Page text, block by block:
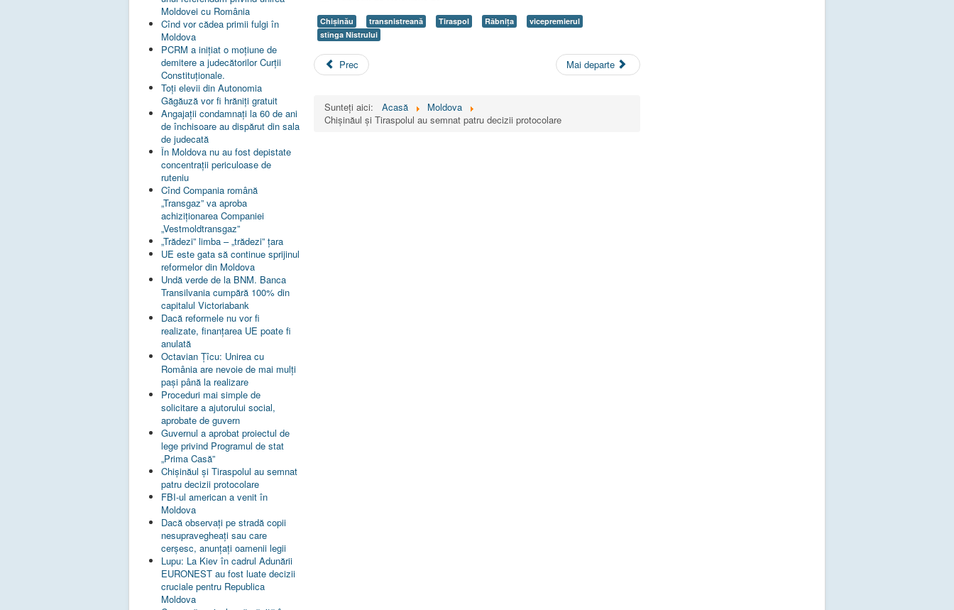
Moldovei cu România
Cînd vor cădea primii fulgi în
Moldova
PCRM a iniţiat o moţiune de
demitere a judecătorilor Curţii
Constituţionale.
Toţi elevii din Autonomia
Găgăuză vor fi hrăniţi gratuit
Angajații condamnați la 60 de ani
de închisoare au dispărut din sala
de judecată
În Moldova nu au fost depistate
concentrații periculoase de
ruteniu
Cînd Compania română
„Transgaz” va aproba
achiziționarea Companiei
„Vestmoldtransgaz”
„Trădezi” limba – „trădezi” țara
UE este gata să continue sprijinul
reformelor din Moldova
Undă verde de la BNM. Banca
Transilvania cumpără 100% din
capitalul Victoriabank
Dacă reformele nu vor fi
realizate, finanţarea UE poate fi
anulată
Octavian Țîcu: Unirea cu
România are nevoie de mai mulți
pași până la realizare
Proceduri mai simple de
solicitare a ajutorului social,
aprobate de guvern
Guvernul a aprobat proiectul de
lege privind Programul de stat
„Prima Casă”
Chișinăul și Tiraspolul au semnat
patru decizii protocolare
FBI-ul american a venit în
Moldova
Dacă observați pe stradă copii
nesupravegheați sau care
cerșesc, anunțați oamenii legii
Lupu: La Kiev în cadrul Adunării
EURONEST au fost luate decizii
cruciale pentru Republica
Moldova
Chişinău transnistreană Tiraspol Râbnița
vicepremierul
stînga Nistrului
Prec Mai departe
Sunteți aici: Acasă
Moldova
Chișinăul și Tiraspolul au semnat patru decizii protocolare